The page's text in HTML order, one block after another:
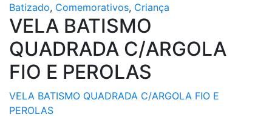
Batizado, Comemorativos, Criança
VELA BATISMO
QUADRADA C/ARGOLA
FIO E PEROLAS
VELA BATISMO QUADRADA C/ARGOLA FIO E
PEROLAS